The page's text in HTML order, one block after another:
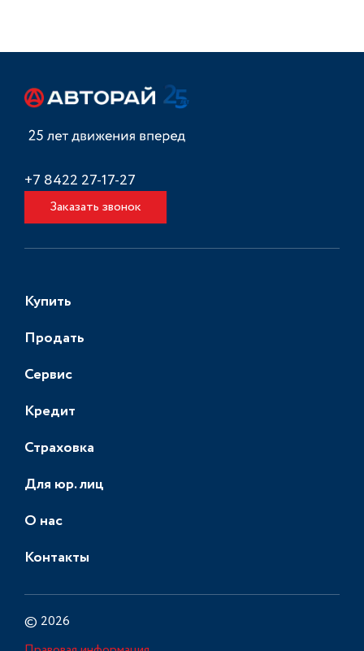
+7 8422 27-17-27
Заказать звонок
Купить
Продать
Сервис
Кредит
Страховка
Для юр. лиц
О нас
Контакты
© 2026